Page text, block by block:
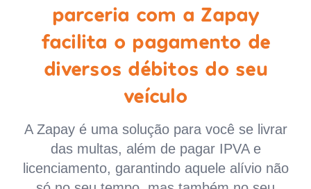
parceria com a Zapay
facilita o pagamento de
diversos débitos do seu
veículo
A Zapay é uma solução para você se livrar
das multas, além de pagar IPVA e
licenciamento, garantindo aquele alívio não